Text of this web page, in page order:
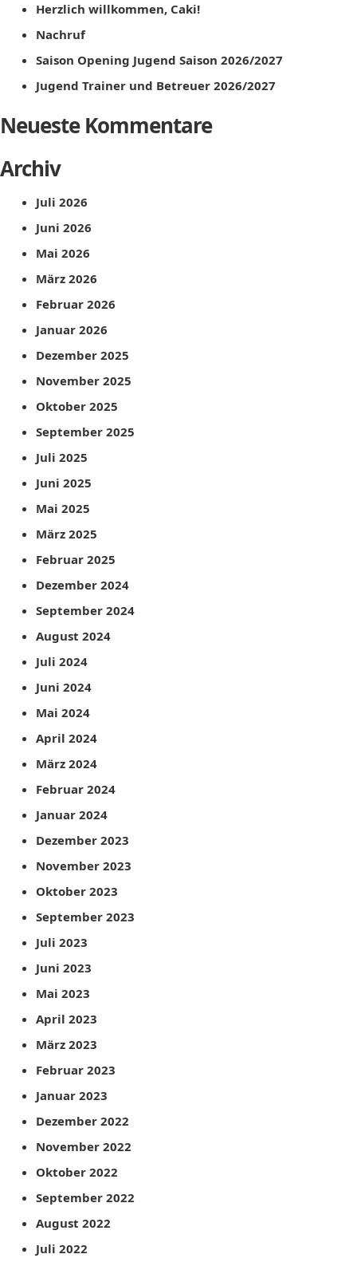
Herzlich willkommen, Caki!
Nachruf
Saison Opening Jugend Saison 2026/2027
Jugend Trainer und Betreuer 2026/2027
Neueste Kommentare
Archiv
Juli 2026
Juni 2026
Mai 2026
März 2026
Februar 2026
Januar 2026
Dezember 2025
November 2025
Oktober 2025
September 2025
Juli 2025
Juni 2025
Mai 2025
März 2025
Februar 2025
Dezember 2024
September 2024
August 2024
Juli 2024
Juni 2024
Mai 2024
April 2024
März 2024
Februar 2024
Januar 2024
Dezember 2023
November 2023
Oktober 2023
September 2023
Juli 2023
Juni 2023
Mai 2023
April 2023
März 2023
Februar 2023
Januar 2023
Dezember 2022
November 2022
Oktober 2022
September 2022
August 2022
Juli 2022